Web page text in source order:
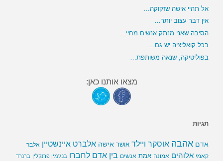
אל תהיי אישה שזקוקה…
אין דבר עצוב יותר…
הסיבה שאני מנתק אנשים מחיי…
בכל קואליציה יש גם…
בפוליטיקה, שנאה משותפת…
מצאו אותנו כאן:
תגיות
אדם אהבה אוסקר ויילד אושר אישה אלברט איינשטיין אלבר
קאמי אלוהים אמונה אמת אנשים בין אדם לחברו בנג'מין פרנקלין ברנרד